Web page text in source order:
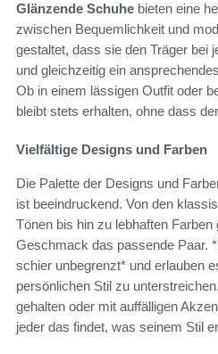
Glänzende Schuhe bieten eine
zwischen Bequemlichkeit und
gestaltet, dass sie den Träger bei
und gleichzeitig ein
Ob in einem lässigen Outfit oder
bleibt stets erhalten, ohne dass
Vielfältige Designs und Farben
Die Palette der Designs und
ist beeindruckend. Von den
Tönen bis hin zu lebhaften
Geschmack das passende Paar.
schier unbegrenzt* und erlauben
persönlichen Stil zu
gehalten oder mit auffälligen
jeder das findet, was seinem Stil